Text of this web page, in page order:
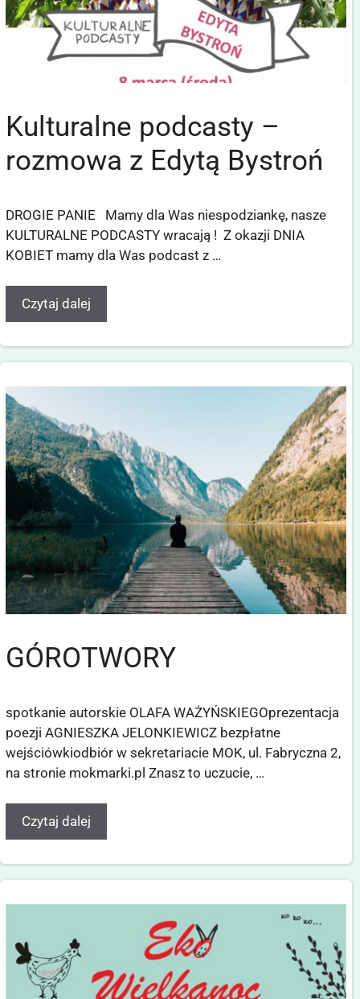
Kulturalne podcasty –
rozmowa z Edytą Bystroń
DROGIE PANIE Mamy dla Was niespodziankę, nasze
KULTURALNE PODCASTY wracają ! Z okazji DNIA
KOBIET mamy dla Was podcast z …
Czytaj dalej
GÓROTWORY
spotkanie autorskie OLAFA WAŻYŃSKIEGOprezentacja
poezji AGNIESZKA JELONKIEWICZ bezpłatne
wejściówkiodbiór w sekretariacie MOK, ul. Fabryczna 2,
na stronie mokmarki.pl Znasz to uczucie, …
Czytaj dalej